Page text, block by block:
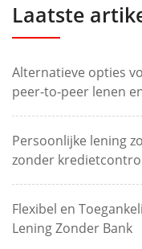
Laatste
Alternatieve opties
peer-to-peer lenen
Persoonlijke lening
zonder
Flexibel en
Lening Zonder Bank